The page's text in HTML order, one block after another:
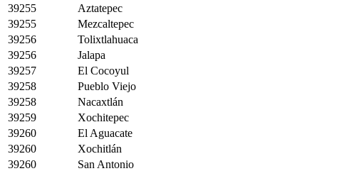
39255
Aztatepec
39255
Mezcaltepec
39256
Tolixtlahuaca
39256
Jalapa
39257
El Cocoyul
39258
Pueblo Viejo
39258
Nacaxtlán
39259
Xochitepec
39260
El Aguacate
39260
Xochitlán
39260
San Antonio